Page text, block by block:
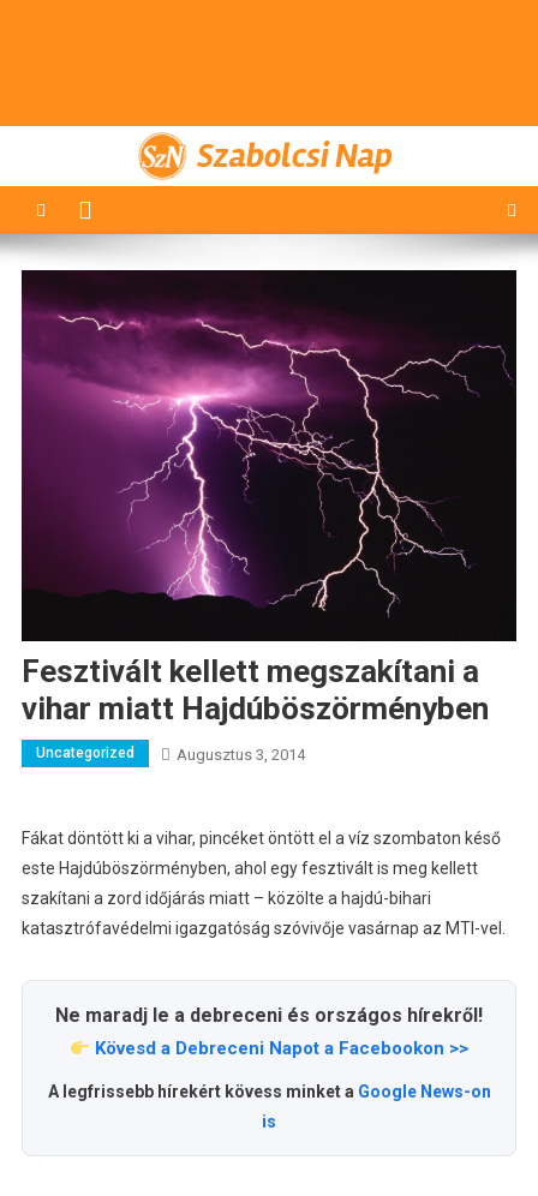
Szabolcsi Nap
Fesztivált kellett megszakítani a
vihar miatt Hajdúböszörményben
Uncategorized Augusztus 3, 2014
Fákat döntött ki a vihar, pincéket öntött el a víz szombaton késő
este Hajdúböszörményben, ahol egy fesztivált is meg kellett
szakítani a zord időjárás miatt – közölte a hajdú-bihari
katasztrófavédelmi igazgatóság szóvivője vasárnap az MTI-vel.
Ne maradj le a debreceni és országos hírekről!
Kövesd a Debreceni Napot a Facebookon >>
A legfrissebb hírekért kövess minket a Google News-on
is